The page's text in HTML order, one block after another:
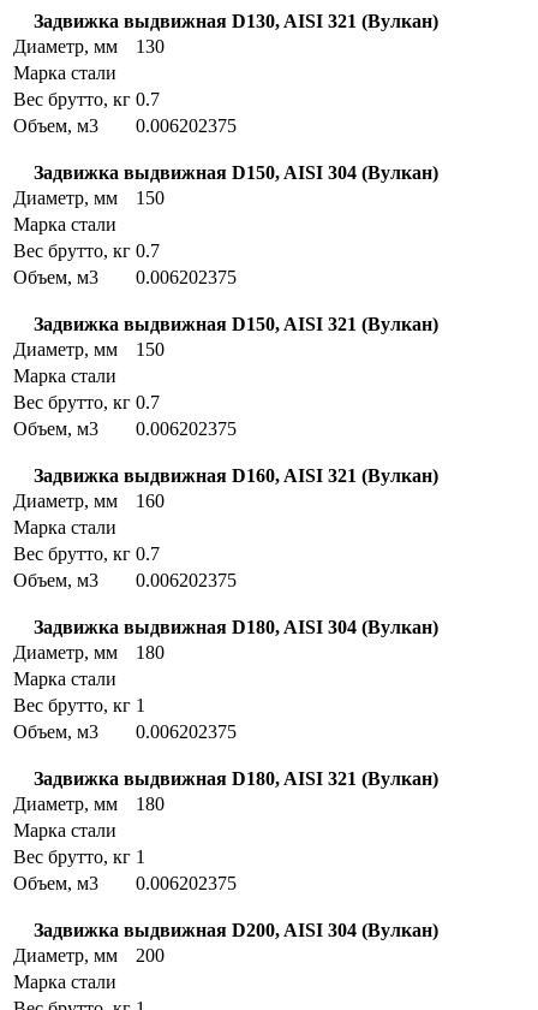
Задвижка выдвижная D130, AISI 321 (Вулкан)
Диаметр, мм
130
Марка стали
Вес брутто, кг 0.7
Объем, м3
0.006202375
Задвижка выдвижная D150, AISI 304 (Вулкан)
Диаметр, мм
150
Марка стали
Вес брутто, кг 0.7
Объем, м3
0.006202375
Задвижка выдвижная D150, AISI 321 (Вулкан)
Диаметр, мм
150
Марка стали
Вес брутто, кг 0.7
Объем, м3
0.006202375
Задвижка выдвижная D160, AISI 321 (Вулкан)
Диаметр, мм
160
Марка стали
Вес брутто, кг 0.7
Объем, м3
0.006202375
Задвижка выдвижная D180, AISI 304 (Вулкан)
Диаметр, мм
180
Марка стали
Вес брутто, кг 1
Объем, м3
0.006202375
Задвижка выдвижная D180, AISI 321 (Вулкан)
Диаметр, мм
180
Марка стали
Вес брутто, кг 1
Объем, м3
0.006202375
Задвижка выдвижная D200, AISI 304 (Вулкан)
Диаметр, мм
200
Марка стали